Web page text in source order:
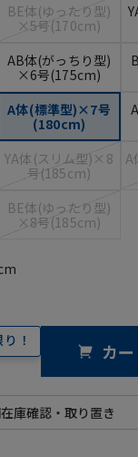
BE体(ゆったり型)
×5号(170cm)
AB体(がっちり型)
×6号(175cm)
A体(標準型)×7号
(180cm)
YA体(スリム型)×8
号(185cm)
BE体(ゆったり型)
×8号(185cm)
！ カ